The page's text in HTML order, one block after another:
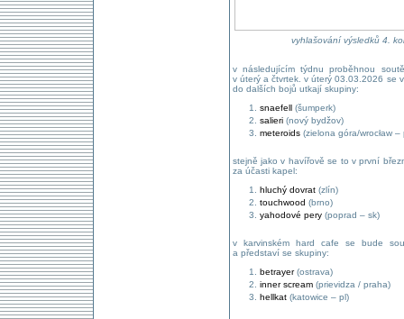
vyhlašování výsledků 4.
v následujícím týdnu proběhnou
v úterý a čtvrtek. v úterý 03.03.2026 se
do dalších bojů utkají skupiny:
snaefell(šumperk)
salieri(nový bydžov)
meteroids(zielona góra/wrocław –
stejně jako v havířově se to v první
za účasti kapel:
hluchý dovrat(zlín)
touchwood (brno)
yahodové pery(poprad – sk)
v karvinském hard cafe se bude
a představí se skupiny:
betrayer(ostrava)
inner scream(prievidza / praha)
hellkat(katowice – pl)